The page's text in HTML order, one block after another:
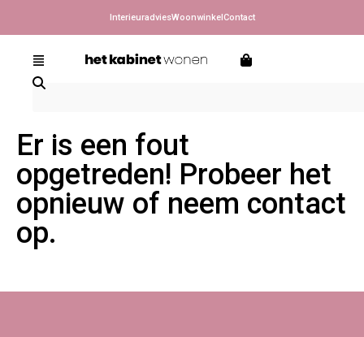
InterieuradviesWoonwinkelContact
Er is een fout
opgetreden! Probeer het
opnieuw of neem contact
op.